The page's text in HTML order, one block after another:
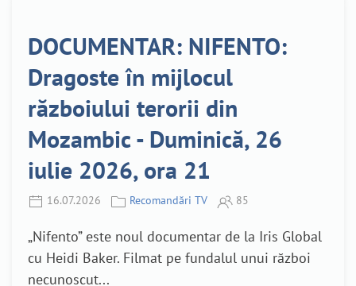
DOCUMENTAR: NIFENTO:
Dragoste în mijlocul
războiului terorii din
Mozambic - Duminică, 26
iulie 2026, ora 21
16.07.2026 Recomandări TV 85
„Nifento” este noul documentar de la Iris Global
cu Heidi Baker. Filmat pe fundalul unui război
necunoscut...